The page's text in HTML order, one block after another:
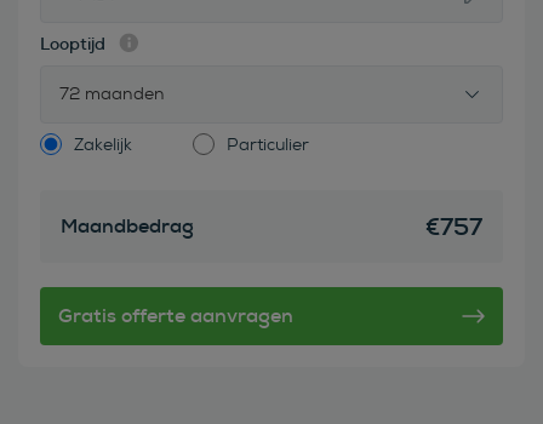
Looptijd
72 maanden
Zakelijk Particulier
Maandbedrag €757